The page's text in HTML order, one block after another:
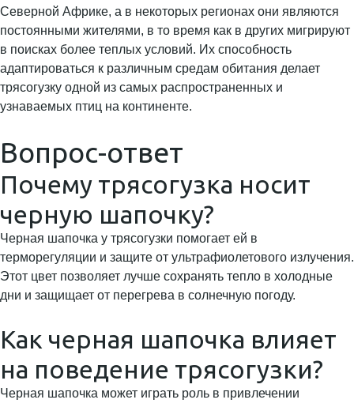
Северной Африке, а в некоторых регионах они являются
постоянными жителями, в то время как в других мигрируют
в поисках более теплых условий. Их способность
адаптироваться к различным средам обитания делает
трясогузку одной из самых распространенных и
узнаваемых птиц на континенте.
Вопрос-ответ
Почему трясогузка носит
черную шапочку?
Черная шапочка у трясогузки помогает ей в
терморегуляции и защите от ультрафиолетового излучения.
Этот цвет позволяет лучше сохранять тепло в холодные
дни и защищает от перегрева в солнечную погоду.
Как черная шапочка влияет
на поведение трясогузки?
Черная шапочка может играть роль в привлечении